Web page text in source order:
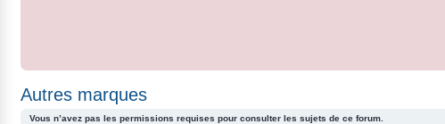
Autres marques
Vous n’avez pas les permissions requises pour consulter les sujets de ce forum.